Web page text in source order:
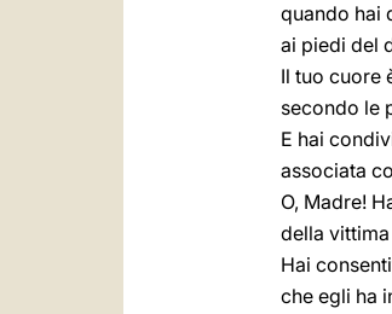
quando hai
ai piedi del
Il tuo cuore
secondo le
E hai
associata
O, Madre!
della
Hai
che egli ha